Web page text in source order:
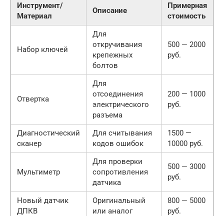
Инструмент/
Материал
Описание
Примерная
стоимость
Набор ключей
Для
откручивания
крепежных
болтов
500 — 2000
руб.
Отвертка
Для
отсоединения
электрического
разъема
200 — 1000
руб.
Диагностический
сканер
Для считывания
кодов ошибок
1500 —
10000 руб.
Мультиметр
Для проверки
сопротивления
датчика
500 — 3000
руб.
Новый датчик
ДПКВ
Оригинальный
или аналог
800 — 5000
руб.